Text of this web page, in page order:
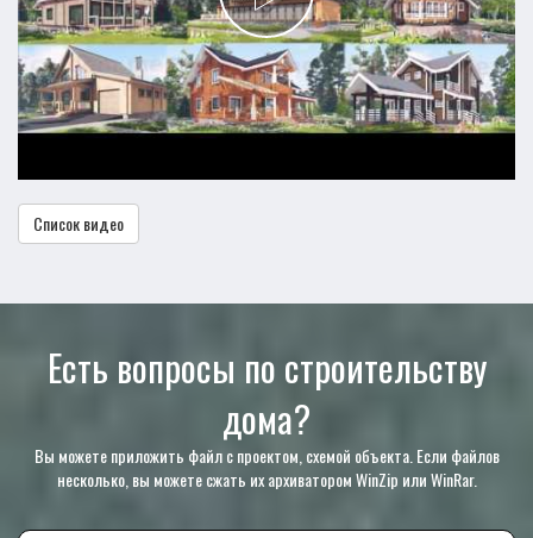
Список видео
Есть вопросы по строительству
дома?
Вы можете приложить файл с проектом, схемой объекта. Если файлов
несколько, вы можете сжать их архиватором WinZip или WinRar.